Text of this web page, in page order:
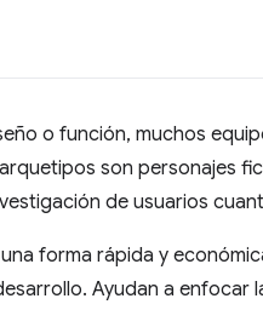
o función, muchos
son personajes
de usuarios
forma rápida y
Ayudan a enfocar